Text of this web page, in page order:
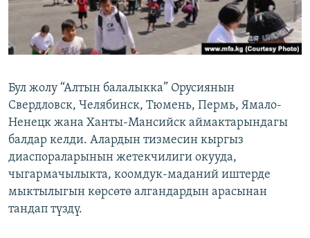
Бул жолу “Алтын балалыкка” Орусиянын
Свердловск, Челябинск, Тюмень, Пермь, Ямало-
Ненецк жана Ханты-Мансийск аймактарындагы
балдар келди. Алардын тизмесин кыргыз
диаспораларынын жетекчилиги окууда,
чыгармачылыкта, коомдук-маданий иштерде
мыктылыгын көрсөтө алгандардын арасынан
тандап түздү.